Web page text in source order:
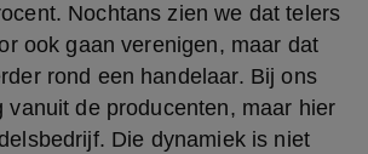
Nochtans zien we dat telers
ook gaan verenigen, maar dat
rond een handelaar. Bij ons
vanuit de producenten, maar hier
Die dynamiek is niet